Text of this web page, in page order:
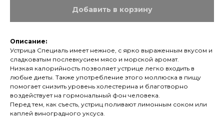
Добавить в корзину
Описание:
Устрица Специаль имеет нежное, с ярко выраженным вкусом и
сладковатым послевкусием мясо и морской аромат.
Низкая калорийность позволяет устрице легко входить в
любые диеты. Также употребление этого моллюска в пищу
помогает снизить уровень холестерина и благотворно
воздействует на гормональный фон человека.
Перед тем, как съесть, устриц поливают лимонным соком или
каплей виноградного уксуса.